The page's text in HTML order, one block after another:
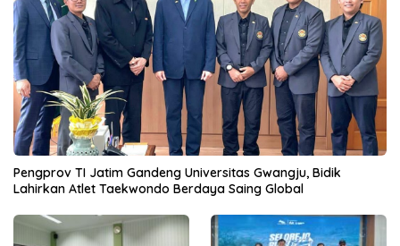
Pengprov TI Jatim Gandeng Universitas Gwangju, Bidik
Lahirkan Atlet Taekwondo Berdaya Saing Global